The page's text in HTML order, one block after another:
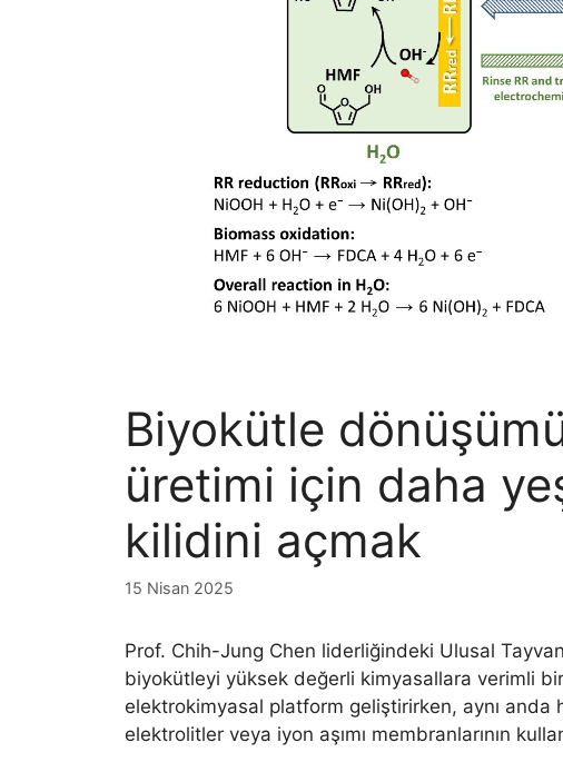
Biyokütle
üretimi için daha
kilidini açmak
15 Nisan 2025
Prof. Chih-Jung Chen liderliğindeki Ulusal
biyokütleyi yüksek değerli kimyasallara verimli
elektrokimyasal platform geliştirirken, aynı anda
elektrolitler veya iyon aşımı membranlarının